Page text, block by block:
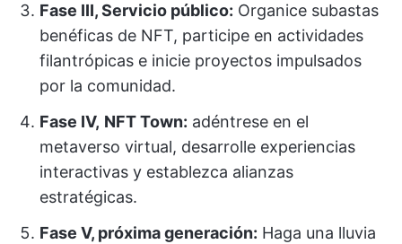
Fase III, Servicio público: Organice subastas
benéficas de NFT, participe en actividades
filantrópicas e inicie proyectos impulsados
por la comunidad.
Fase IV, NFT Town: adéntrese en el
metaverso virtual, desarrolle experiencias
interactivas y establezca alianzas
estratégicas.
Fase V, próxima generación: Haga una lluvia